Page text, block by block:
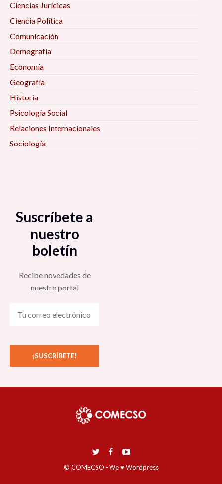
Ciencias Jurídicas
Ciencia Política
Comunicación
Demografía
Economía
Geografía
Historia
Psicología Social
Relaciones Internacionales
Sociología
Suscríbete a
nuestro
boletín
Recibe novedades de
nuestro portal
© COMECSO ·We ♥ Wordpress